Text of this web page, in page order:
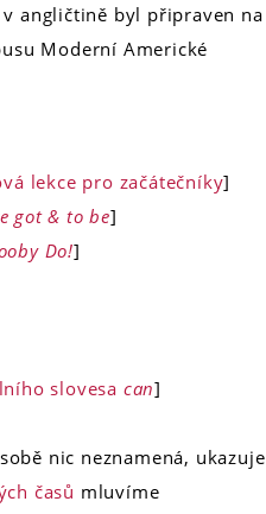
angličtině byl připraven na
Moderní Americké
lekce pro začátečníky]
got & to be]
Do!]
slovesa can]
nic neznamená, ukazuje
časů mluvíme